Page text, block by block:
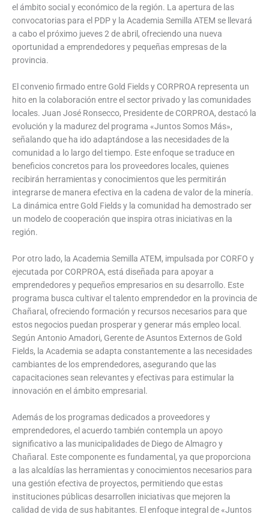
el ámbito social y económico de la región. La apertura de las
convocatorias para el PDP y la Academia Semilla ATEM se llevará
a cabo el próximo jueves 2 de abril, ofreciendo una nueva
oportunidad a emprendedores y pequeñas empresas de la
provincia.
El convenio firmado entre Gold Fields y CORPROA representa un
hito en la colaboración entre el sector privado y las comunidades
locales. Juan José Ronsecco, Presidente de CORPROA, destacó la
evolución y la madurez del programa «Juntos Somos Más»,
señalando que ha ido adaptándose a las necesidades de la
comunidad a lo largo del tiempo. Este enfoque se traduce en
beneficios concretos para los proveedores locales, quienes
recibirán herramientas y conocimientos que les permitirán
integrarse de manera efectiva en la cadena de valor de la minería.
La dinámica entre Gold Fields y la comunidad ha demostrado ser
un modelo de cooperación que inspira otras iniciativas en la
región.
Por otro lado, la Academia Semilla ATEM, impulsada por CORFO y
ejecutada por CORPROA, está diseñada para apoyar a
emprendedores y pequeños empresarios en su desarrollo. Este
programa busca cultivar el talento emprendedor en la provincia de
Chañaral, ofreciendo formación y recursos necesarios para que
estos negocios puedan prosperar y generar más empleo local.
Según Antonio Amadori, Gerente de Asuntos Externos de Gold
Fields, la Academia se adapta constantemente a las necesidades
cambiantes de los emprendedores, asegurando que las
capacitaciones sean relevantes y efectivas para estimular la
innovación en el ámbito empresarial.
Además de los programas dedicados a proveedores y
emprendedores, el acuerdo también contempla un apoyo
significativo a las municipalidades de Diego de Almagro y
Chañaral. Este componente es fundamental, ya que proporciona
a las alcaldías las herramientas y conocimientos necesarios para
una gestión efectiva de proyectos, permitiendo que estas
instituciones públicas desarrollen iniciativas que mejoren la
calidad de vida de sus habitantes. El enfoque integral de «Juntos